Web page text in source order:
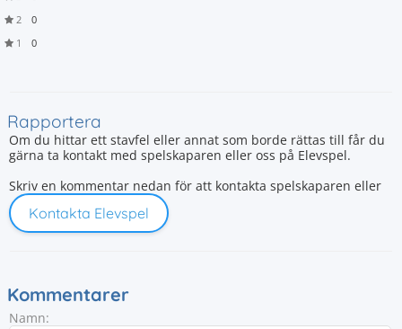
2
0
1
0
Rapportera
Om du hittar ett stavfel eller annat som borde rättas till får du
gärna ta kontakt med spelskaparen eller oss på Elevspel.
Skriv en kommentar nedan för att kontakta spelskaparen eller
Kontakta Elevspel
Kommentarer
Namn: